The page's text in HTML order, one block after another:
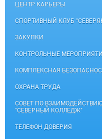
ЦЕНТР КАРЬЕРЫ
СПОРТИВНЫЙ КЛУБ
ЗАКУПКИ
КОНТРОЛЬНЫЕ
КОМПЛЕКСНАЯ
ОХРАНА ТРУДА
СОВЕТ ПО
"СЕВЕРНЫЙ КОЛЛЕДЖ"
ТЕЛЕФОН ДОВЕРИЯ